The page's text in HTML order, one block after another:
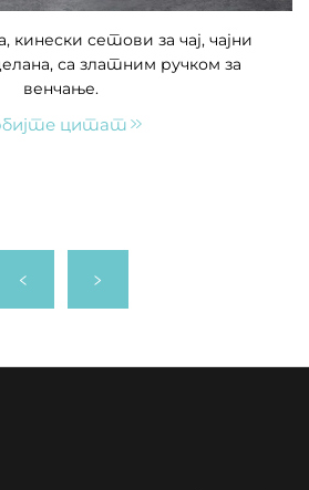
кинески сетови за чај, чајни
са златним ручком за
венчање.
цитат